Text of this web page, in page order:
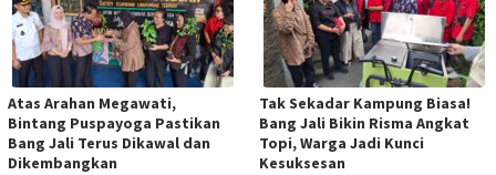
Atas Arahan Megawati,
Bintang Puspayoga Pastikan
Bang Jali Terus Dikawal dan
Dikembangkan
Tak Sekadar Kampung Biasa!
Bang Jali Bikin Risma Angkat
Topi, Warga Jadi Kunci
Kesuksesan